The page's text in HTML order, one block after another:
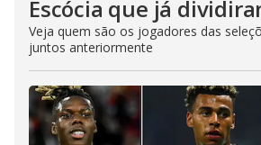
Escócia que já
Veja quem são os jogadores das
juntos anteriormente